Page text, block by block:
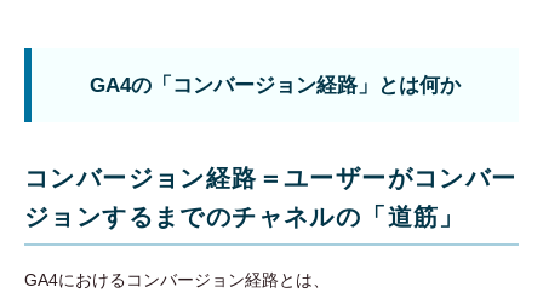
GA4の「コンバージョン経路」とは何か
コンバージョン経路＝ユーザーがコンバー
ジョンするまでのチャネルの「道筋」
GA4におけるコンバージョン経路とは、